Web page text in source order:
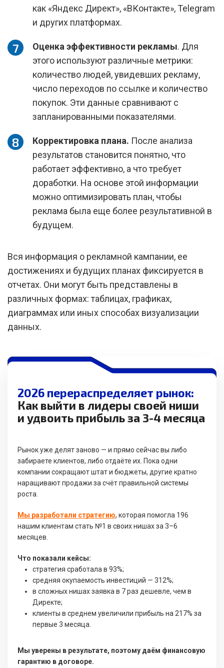
как «Яндекс Директ», «ВКонтакте», Telegram
и других платформах.
Оценка эффективности рекламы. Для
этого используют различные метрики:
количество людей, увидевших рекламу,
число переходов по ссылке и количество
покупок. Эти данные сравнивают с
запланированными показателями.
Корректировка плана. После анализа
результатов становится понятно, что
работает эффективно, а что требует
доработки. На основе этой информации
можно оптимизировать план, чтобы
реклама была еще более результативной в
будущем.
Вся информация о рекламной кампании, ее
достижениях и будущих планах фиксируется в
отчетах. Они могут быть представлены в
различных формах: таблицах, графиках,
диаграммах или иных способах визуализации
данных.
2026 перераспределяет рынок:
Как выйти в лидеры своей ниши
и удвоить прибыль за 3-4 месяца
Рынок уже делят заново — и прямо сейчас вы либо
забираете клиентов, либо отдаёте их. Пока одни
компании сокращают штат и бюджеты, другие кратно
наращивают продажи за счёт правильной системы
роста.
Мы разработали стратегию, которая помогла 196
нашим клиентам стать №1 в своих нишах за 3–6
месяцев.
Что показали кейсы:
стратегия сработала в 93%;
средняя окупаемость инвестиций — 312%;
в сложных нишах заявка в 7 раз дешевле, чем в
Директе;
клиенты в среднем увеличили прибыль на 217% за
первые 3 месяца.
Мы уверены в результате, поэтому даём финансовую
гарантию в договоре.